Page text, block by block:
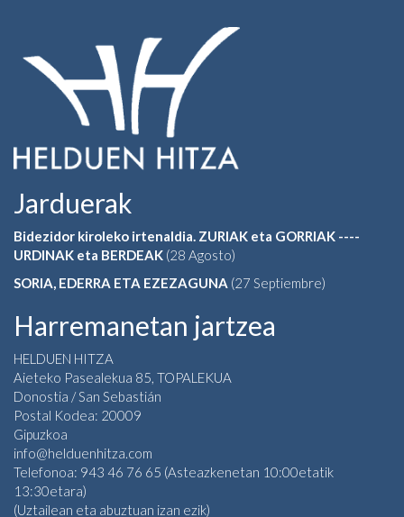
Jarduerak
Bidezidor kiroleko irtenaldia. ZURIAK eta GORRIAK ----
URDINAK eta BERDEAK (28 Agosto)
SORIA, EDERRA ETA EZEZAGUNA (27 Septiembre)
Harremanetan jartzea
HELDUEN HITZA
Aieteko Pasealekua 85, TOPALEKUA
Donostia / San Sebastián
Postal Kodea: 20009
Gipuzkoa
info@helduenhitza.com
Telefonoa: 943 46 76 65 (Asteazkenetan 10:00etatik
13:30etara)
(Uztailean eta abuztuan izan ezik)